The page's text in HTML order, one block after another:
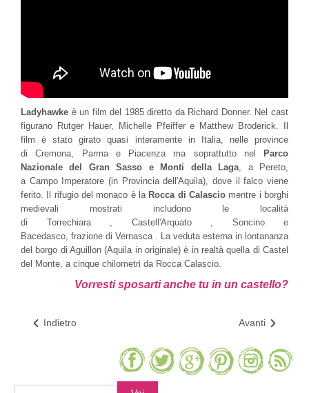
Ladyhawke è un film del 1985 diretto da Richard Donner. Nel cast
figurano Rutger Hauer, Michelle Pfeiffer e Matthew Broderick.
film è stato girato quasi interamente in Italia, nelle province
di Cremona, Parma e Piacenza ma soprattutto nel
Parco
Nazionale del Gran Sasso e Monti della Laga , a Pereto,
a Campo Imperatore (in Provincia dell'Aquila), dove il falco viene
ferito. Il rifugio del monaco è la Rocca di Calascio mentre i borghi
medievali mostrati includono le località
di Torrechiara , Castell'Arquato , Soncino e
Bacedasco, frazione di Vernasca . La veduta esterna in lontananza
del borgo di Aguillon (Aquila in originale) è in realtà quella di Castel
del Monte, a cinque chilometri da Rocca Calascio.
Vorresti sposarti anche tu in un castello?
Indietro Avanti